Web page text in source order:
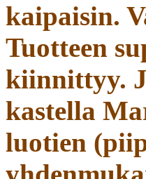
kaipaisin.
Tuotteen
kiinnittyy.
kastella
luotien